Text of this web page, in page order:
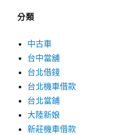
分類
中古車
台中當舖
台北借錢
台北機車借款
台北當鋪
大陸新娘
新莊機車借款